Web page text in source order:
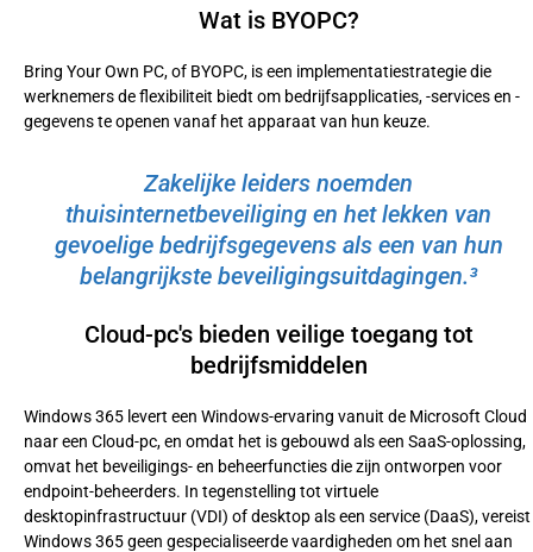
Wat is BYOPC?
Bring Your Own PC, of BYOPC, is een implementatiestrategie die
werknemers de flexibiliteit biedt om bedrijfsapplicaties, -services en -
gegevens te openen vanaf het apparaat van hun keuze.
Zakelijke leiders noemden
thuisinternetbeveiliging en het lekken van
gevoelige bedrijfsgegevens als een van hun
belangrijkste beveiligingsuitdagingen.³
Cloud-pc's bieden veilige toegang tot
bedrijfsmiddelen
Windows 365 levert een Windows-ervaring vanuit de Microsoft Cloud
naar een Cloud-pc, en omdat het is gebouwd als een SaaS-oplossing,
omvat het beveiligings- en beheerfuncties die zijn ontworpen voor
endpoint-beheerders. In tegenstelling tot virtuele
desktopinfrastructuur (VDI) of desktop als een service (DaaS), vereist
Windows 365 geen gespecialiseerde vaardigheden om het snel aan